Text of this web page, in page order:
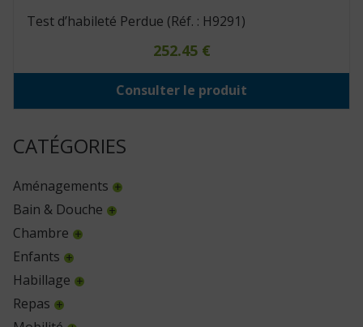
CATÉGORIES
Aménagements
Bain & Douche
Chambre
Enfants
Habillage
Repas
Test d’habileté Perdue (Réf. : H9291)
252.45 €
Consulter le produit